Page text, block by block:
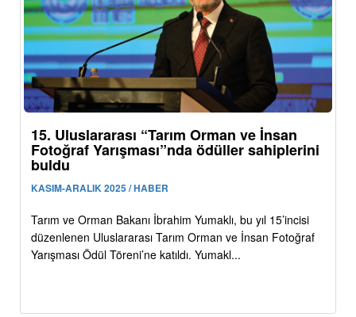
15. Uluslararası “Tarım Orman ve İnsan
Fotoğraf Yarışması”nda ödüller sahiplerini
buldu
KASIM-ARALIK 2025 / HABER
Tarım ve Orman Bakanı İbrahim Yumaklı, bu yıl 15’incisi
düzenlenen Uluslararası Tarım Orman ve İnsan Fotoğraf
Yarışması Ödül Töreni’ne katıldı. Yumakl...